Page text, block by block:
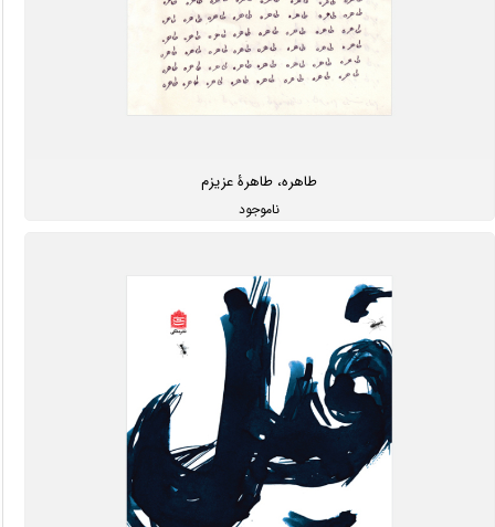
طاهره، طاهرۀ عزیزم
ناموجود